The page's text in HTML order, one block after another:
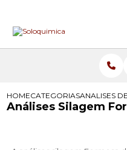
HOMECATEGORIASANALISES
Análises Silagem